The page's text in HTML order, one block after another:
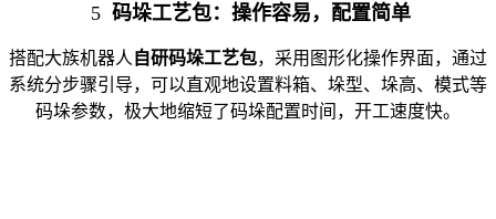
5 码垛工艺包：操作容易，配置简单
搭配大族机器人 自研码垛工艺包，采用图形化操作界面，通过
系统分步骤引导，可以直观地设置料箱、垛型、垛高、模式等
码垛参数，极大地缩短了码垛配置时间，开工速度快。